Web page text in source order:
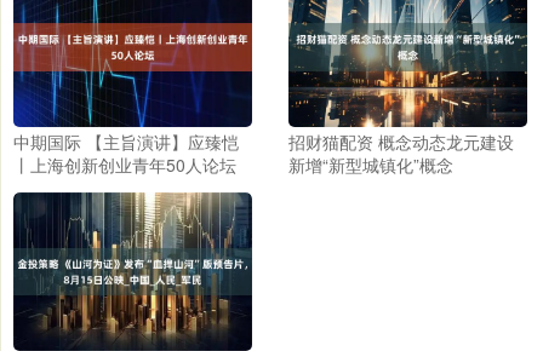
中期国际 【主旨演讲】应臻恺
丨上海创新创业青年50人论坛
招财猫配资 概念动态龙元建设
新增“新型城镇化”概念